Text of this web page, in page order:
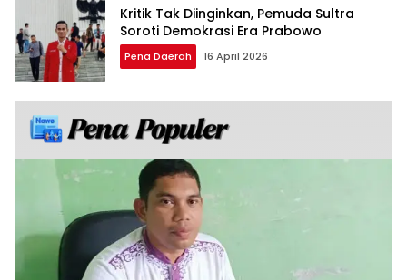
Kritik Tak Diinginkan, Pemuda Sultra
Soroti Demokrasi Era Prabowo
Pena Daerah 16 April 2026